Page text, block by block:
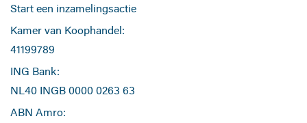
Start een inzamelingsactie
Kamer van Koophandel:
41199789
ING Bank:
NL40 INGB 0000 0263 63
ABN Amro: